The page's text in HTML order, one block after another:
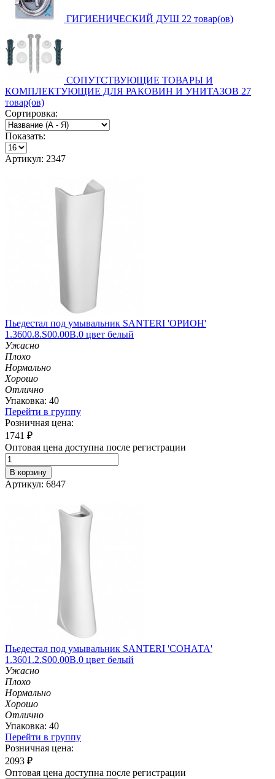
ГИГИЕНИЧЕСКИЙ ДУШ 22 товар(ов)
СОПУТСТВУЮЩИЕ ТОВАРЫ И
КОМПЛЕКТУЮЩИЕ ДЛЯ РАКОВИН И УНИТАЗОВ 27
товар(ов)
Сортировка:
Показать:
Артикул: 2347
Пьедестал под умывальник SANTERI 'ОРИОН'
1.3600.8.S00.00B.0 цвет белый
Ужасно
Плохо
Нормально
Хорошо
Отлично
Упаковка: 40
Перейти в группу
Розничная цена:
1741 ₽
Оптовая цена доступна после регистрации
В корзину
Артикул: 6847
Пьедестал под умывальник SANTERI 'СОНАТА'
1.3601.2.S00.00B.0 цвет белый
Ужасно
Плохо
Нормально
Хорошо
Отлично
Упаковка: 40
Перейти в группу
Розничная цена:
2093 ₽
Оптовая цена доступна после регистрации